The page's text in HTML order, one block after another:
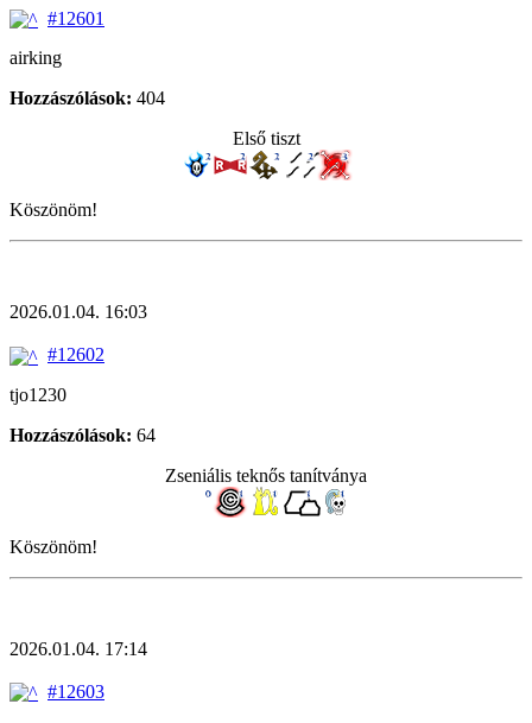
#12601
airking
Hozzászólások: 404
Első tiszt
Köszönöm!
2026.01.04. 16:03
#12602
tjo1230
Hozzászólások: 64
Zseniális teknős tanítványa
Köszönöm!
2026.01.04. 17:14
#12603